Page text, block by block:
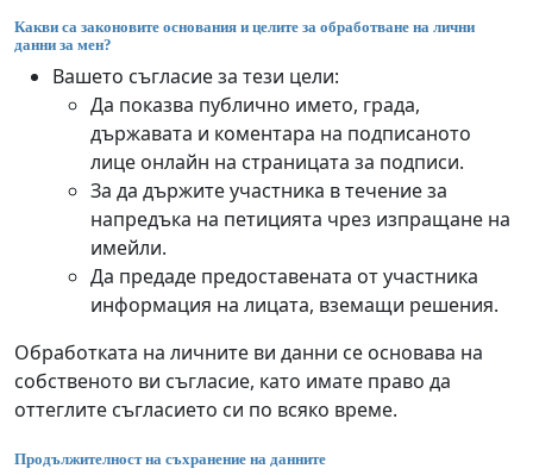
Какви са законовите основания и целите за обработване на лични
данни за мен?
Вашето съгласие за тези цели:
Да показва публично името, града,
държавата и коментара на подписаното
лице онлайн на страницата за подписи.
За да държите участника в течение за
напредъка на петицията чрез изпращане на
имейли.
Да предаде предоставената от участника
информация на лицата, вземащи решения.
Обработката на личните ви данни се основава на
собственото ви съгласие, като имате право да
оттеглите съгласието си по всяко време.
Продължителност на съхранение на данните